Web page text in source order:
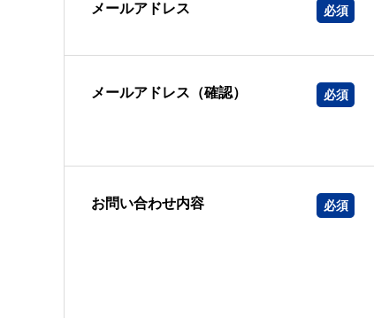
メールアドレス
メールアドレス（確認）
お問い合わせ内容